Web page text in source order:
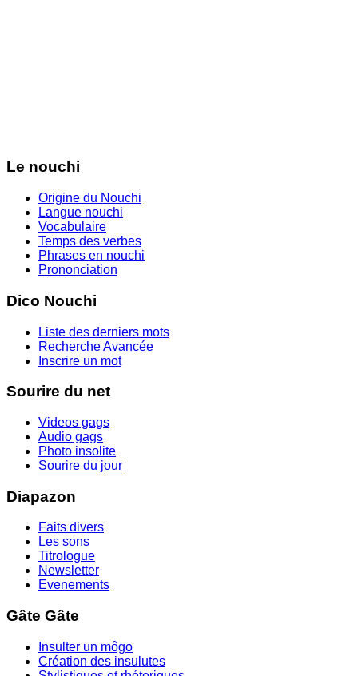
Le nouchi
Origine du Nouchi
Langue nouchi
Vocabulaire
Temps des verbes
Phrases en nouchi
Prononciation
Dico Nouchi
Liste des derniers mots
Recherche Avancée
Inscrire un mot
Sourire du net
Videos gags
Audio gags
Photo insolite
Sourire du jour
Diapazon
Faits divers
Les sons
Titrologue
Newsletter
Evenements
Gâte Gâte
Insulter un môgo
Création des insulutes